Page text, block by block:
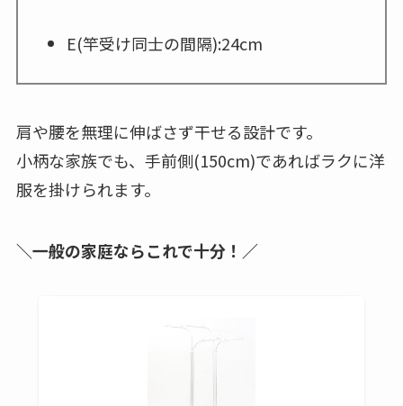
E(竿受け同士の間隔):24cm
肩や腰を無理に伸ばさず干せる設計です。
小柄な家族でも、手前側(150cm)であればラクに洋
服を掛けられます。
＼一般の家庭ならこれで十分！／